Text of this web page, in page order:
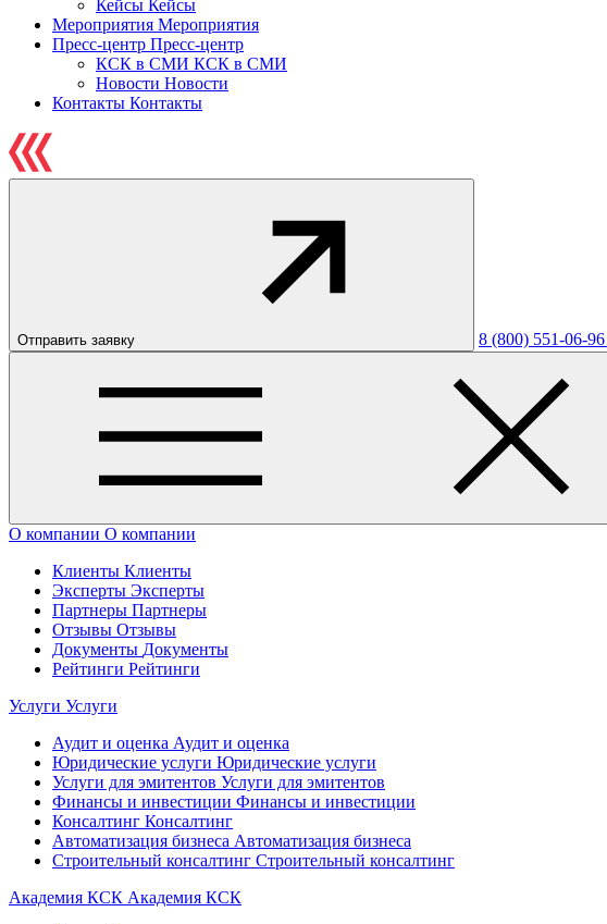
Кейсы Кейсы
Мероприятия Мероприятия
Пресс-центр Пресс-центр
КСК в СМИ КСК в СМИ
Новости Новости
Контакты Контакты
Отправить заявку 8 (800) 551-06-96
О компании О компании
Клиенты Клиенты
Эксперты Эксперты
Партнеры Партнеры
Отзывы Отзывы
Документы Документы
Рейтинги Рейтинги
Услуги Услуги
Аудит и оценка Аудит и оценка
Юридические услуги Юридические услуги
Услуги для эмитентов Услуги для эмитентов
Финансы и инвестиции Финансы и инвестиции
Консалтинг Консалтинг
Автоматизация бизнеса Автоматизация бизнеса
Строительный консалтинг Строительный консалтинг
Академия КСК Академия КСК